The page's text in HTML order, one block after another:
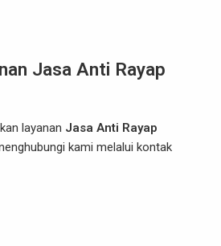
Jasa Anti Rayap
layanan Jasa Anti Rayap
kami melalui kontak